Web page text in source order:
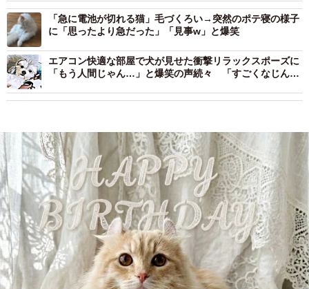
「急に電池が切れる猫」毛づくろい→突然のポテ寝の様子
に「思ったより急だった」「見事w」と爆笑
エアコン快適な部屋で犬が見せた衝撃リラックスポーズに
「もう人間じゃん…」と爆笑の声続々 「すごくなじんで